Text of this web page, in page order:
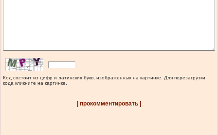
Код состоит из цифр и латинских букв, изображенных на картинке. Для перезагрузки
кода кликните на картинке.
| прокомментировать |